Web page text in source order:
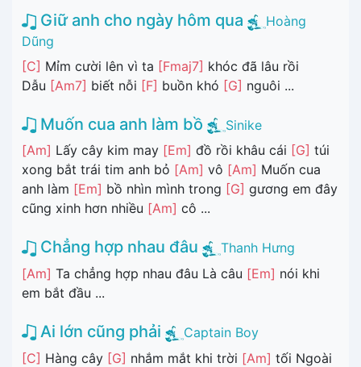
Giữ anh cho ngày hôm qua
Hoàng
Dũng
[C] Mỉm cười lên vì ta [Fmaj7] khóc đã lâu rồi
Dẫu [Am7] biết nỗi [F] buồn khó [G] nguôi ...
Muốn cua anh làm bồ
Sinike
[Am] Lấy cây kim may [Em] đồ rồi khâu cái [G] túi
xong bắt trái tim anh bỏ [Am] vô [Am] Muốn cua
anh làm [Em] bồ nhìn mình trong [G] gương em đây
cũng xinh hơn nhiều [Am] cô ...
Chẳng hợp nhau đâu
Thanh Hưng
[Am] Ta chẳng hợp nhau đâu Là câu [Em] nói khi
em bắt đầu ...
Ai lớn cũng phải
Captain Boy
[C] Hàng cây [G] nhắm mắt khi trời [Am] tối Ngoài